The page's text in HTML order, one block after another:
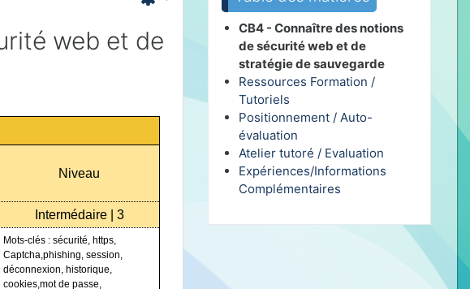
web et de
Niveau
Intermédaire | 3
Mots-clés : sécurité, https,
Captcha,phishing, session,
déconnexion, historique,
cookies,mot de passe,
CB4 - Connaître des notions
de sécurité web et de
stratégie de sauvegarde
Ressources Formation /
Tutoriels
Positionnement / Auto-
évaluation
Atelier tutoré / Evaluation
Expériences/Informations
Complémentaires